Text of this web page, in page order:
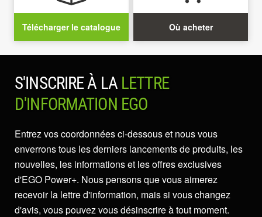
Télécharger le catalogue Où acheter
S'INSCRIRE À LA LETTRE
D'INFORMATION EGO
Entrez vos coordonnées ci-dessous et nous vous
enverrons tous les derniers lancements de produits, les
nouvelles, les informations et les offres exclusives
d'EGO Power+. Nous pensons que vous aimerez
recevoir la lettre d'information, mais si vous changez
d'avis, vous pouvez vous désinscrire à tout moment.